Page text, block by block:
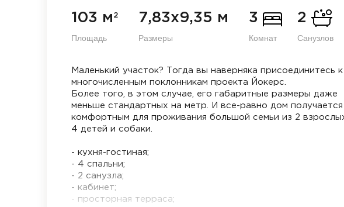
103 м 2
Площадь
7,83х9,35 м
Размеры
3
Комнат
2
Санузлов
Маленький участок? Тогда вы наверняка присоединитесь к
многочисленным поклонникам проекта Йокерс.
Более того, в этом случае, его габаритные размеры даже
меньше стандартных на метр. И все-равно дом получается
комфортным для проживания большой семьи из 2
4 детей и собаки.
- кухня-гостиная;
- 4 спальни;
- 2 санузла;
- кабинет;
- просторная терраса;